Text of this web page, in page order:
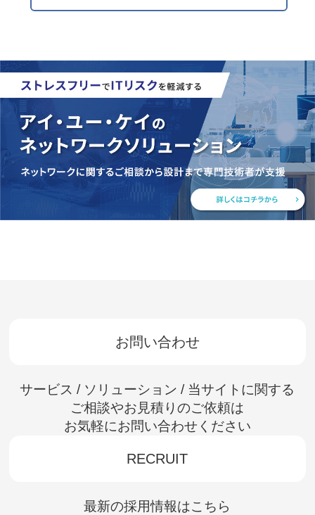
お問い合わせ
サービス / ソリューション / 当サイトに関する
ご相談やお見積りのご依頼は
お気軽にお問い合わせください
RECRUIT
最新の採用情報はこちら